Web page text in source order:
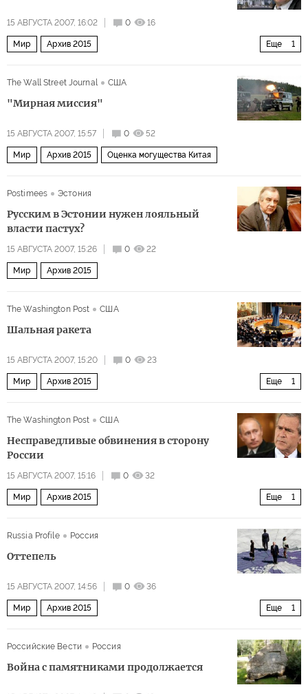
15 АВГУСТА 2007, 16:02 0 16
Еще 1
Мир Архив 2015
The Wall Street Journal
США
"Мирная миссия"
15 АВГУСТА 2007, 15:57 0 52
Мир Архив 2015 Оценка могущества Китая
Postimees Эстония
Русским в Эстонии нужен лояльный
власти пастух?
15 АВГУСТА 2007, 15:26 0 22
Мир Архив 2015
The Washington Post США
Шальная ракета
15 АВГУСТА 2007, 15:20 0 23
Еще 1
Мир Архив 2015
The Washington Post
США
Несправедливые обвинения в сторону
России
15 АВГУСТА 2007, 15:16 0 32
Еще 1
Мир Архив 2015
Russia Profile
Россия
Оттепель
15 АВГУСТА 2007, 14:56 0 36
Еще 1
Мир Архив 2015
Российские Вести
Россия
Война с памятниками продолжается